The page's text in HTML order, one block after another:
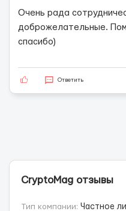
Очень рада
доброжелательные.
спасибо)
Ответить
CryptoMag отзывы
Тип компании: Частное